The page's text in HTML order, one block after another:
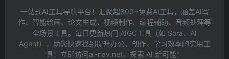
一站式AI工具导航平台！汇聚超800+免费AI工具，涵盖AI写
作、智能绘画、论文生成、视频制作、编程辅助、音频处理等
全场景工具。每日更新热门 AIGC工具（如 Sora、AI
Agent），助您快速找到提升办公、创作、学习效率的实用工
具！立即访问ai-nav.net，探索 AI 新可能！